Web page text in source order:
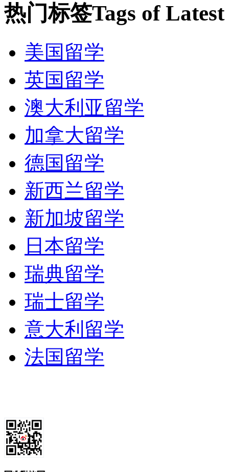
热门标签Tags of Latest
美国留学
英国留学
澳大利亚留学
加拿大留学
德国留学
新西兰留学
新加坡留学
日本留学
瑞典留学
瑞士留学
意大利留学
法国留学